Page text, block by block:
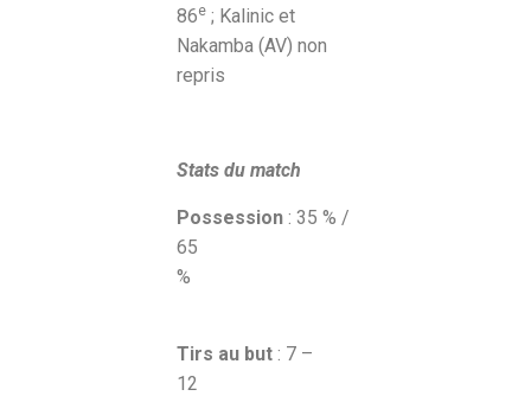
86e ; Kalinic et
Nakamba (AV) non
repris
Stats du match
Possession : 35 % /
65
%
Tirs au but : 7 –
12